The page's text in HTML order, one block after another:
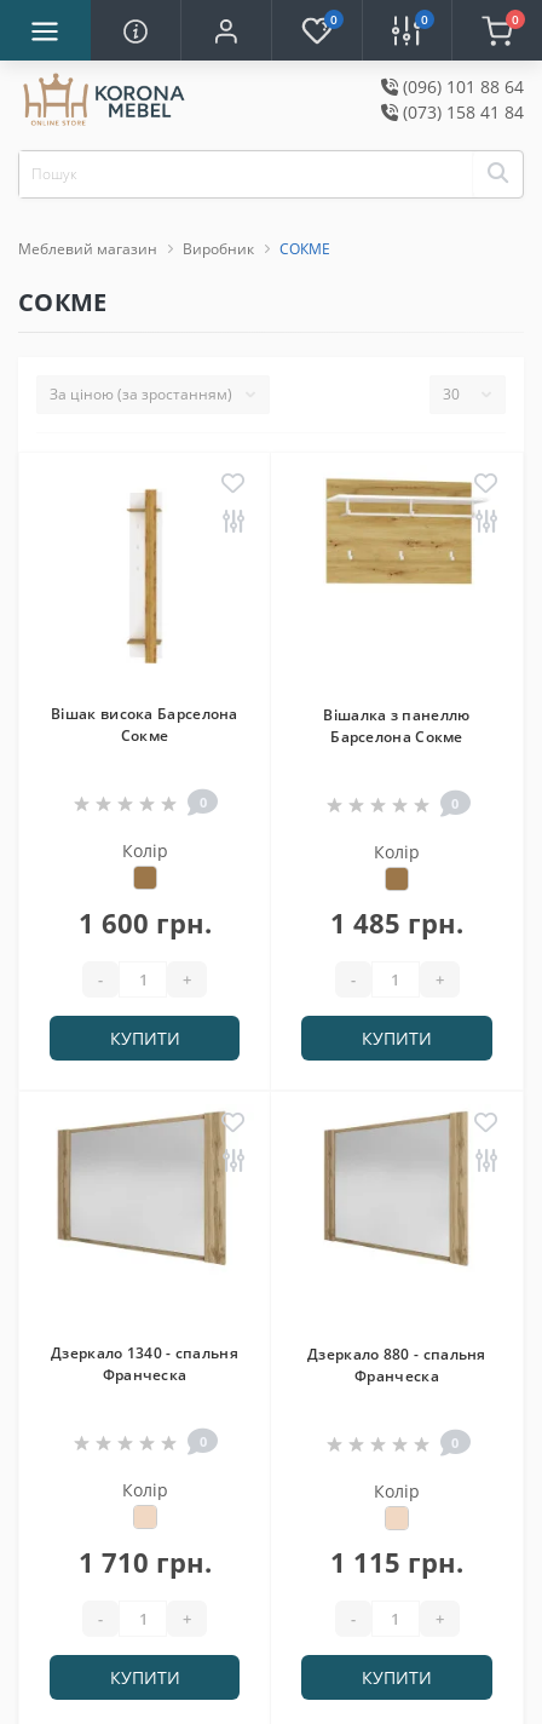
0 0 0
(096) 101 88 64
(073) 158 41 84
Меблевий магазин Виробник СОКМЕ
СОКМЕ
Вішак висока Барселона
Сокме
0
Колір
1 600 грн.
- +
КУПИТИ
Вішалка з панеллю
Барселона Сокме
0
Колір
1 485 грн.
- +
КУПИТИ
Дзеркало 1340 - спальня
Франческа
0
Колір
1 710 грн.
- +
КУПИТИ
Дзеркало 880 - спальня
Франческа
0
Колір
1 115 грн.
- +
КУПИТИ